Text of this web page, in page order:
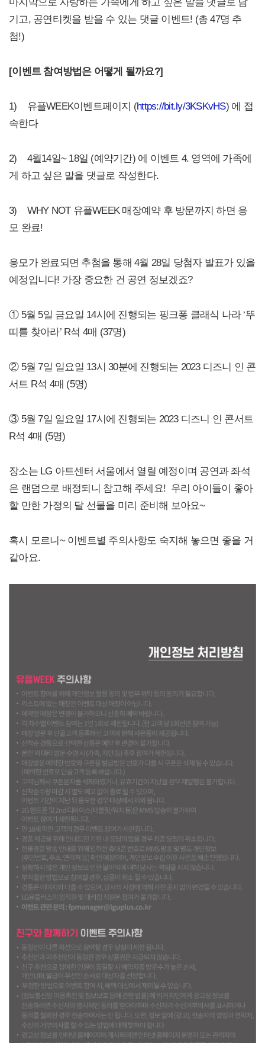
기고, 공연티켓을 받을 수 있는 댓글 이벤트! (총 47명 추
첨!)
[이벤트 참여방법은 어떻게 될까요?]
1) 유플WEEK이벤트페이지 (https://bit.ly/3KSKvHS) 에 접
속한다
2) 4월14일~ 18일 (예약기간) 에 이벤트 4. 영역에 가족에
게 하고 싶은 말을 댓글로 작성한다.
3) WHY NOT 유플WEEK 매장예약 후 방문까지 하면 응
모 완료!
응모가 완료되면 추첨을 통해 4월 28일 당첨자 발표가 있을
예정입니다! 가장 중요한 건 공연 정보겠죠?
① 5월 5일 금요일 14시에 진행되는 핑크퐁 클래식 나라 ‘뚜
띠를 찾아라’ R석 4매 (37명)
② 5월 7일 일요일 13시 30분에 진행되는 2023 디즈니 인 콘
서트 R석 4매 (5명)
③ 5월 7일 일요일 17시에 진행되는 2023 디즈니 인 콘서트
R석 4매 (5명)
장소는 LG 아트센터 서울에서 열릴 예정이며 공연과 좌석
은 랜덤으로 배정되니 참고해 주세요! 우리 아이들이 좋아
할 만한 가정의 달 선물을 미리 준비해 보아요~
혹시 모르니~ 이벤트별 주의사항도 숙지해 놓으면 좋을 거
같아요.